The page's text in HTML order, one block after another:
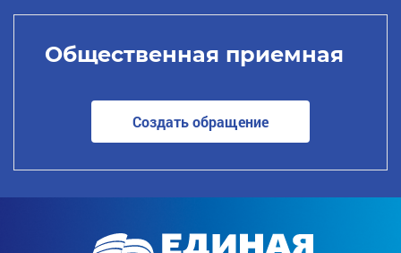
Общественная приемная
Создать обращение